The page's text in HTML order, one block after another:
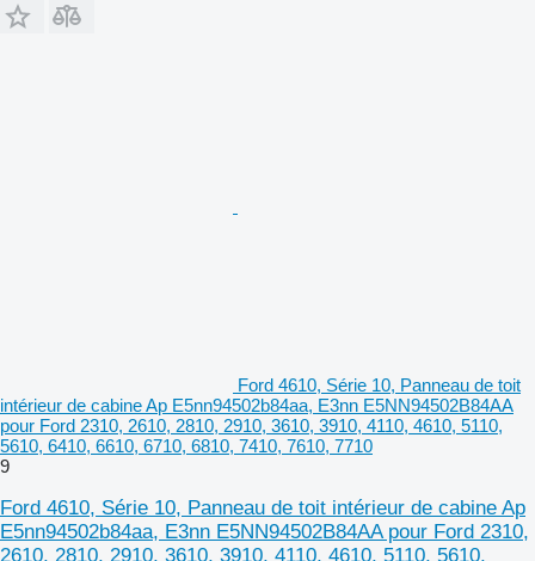
Ford 4610, Série 10, Panneau de toit
intérieur de cabine Ap E5nn94502b84aa, E3nn E5NN94502B84AA
pour Ford 2310, 2610, 2810, 2910, 3610, 3910, 4110, 4610, 5110,
5610, 6410, 6610, 6710, 6810, 7410, 7610, 7710
9
Ford 4610, Série 10, Panneau de toit intérieur de cabine Ap
E5nn94502b84aa, E3nn E5NN94502B84AA pour Ford 2310,
2610, 2810, 2910, 3610, 3910, 4110, 4610, 5110, 5610,